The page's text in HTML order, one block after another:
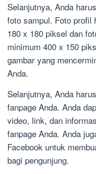
Selanjutnya, Anda
foto sampul. Foto profil
180 x 180 piksel dan
minimum 400 x 150
gambar yang
Anda.
Selanjutnya, Anda
fanpage Anda. Anda
video, link, dan
fanpage Anda. Anda
Facebook untuk
bagi pengunjung.